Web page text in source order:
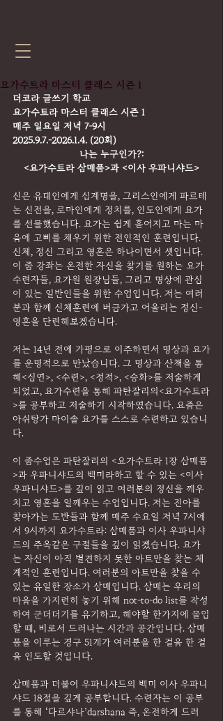
요가수트라 마스터 클래스 시즌 1
더코라 글쓰기 학교
요가수트라 마스터 클래스 시즌 1
매주 일요일 저녁 7-9시
2025.9.7.-2026.1.4. (20회)
나는 누구인가?:
<요가수트라 삼매품>과 <이사 우파니샤드>
신은 유대인에게 십계명을, 그리스인에게 파르테
논 신전을, 로마인에게 정치를, 인도인에게 요가
를 선물했습니다. 요가는 쉽게 흩어지고 마는 마
음에 고삐를 채우기 위한 전인적인 훈련입니다.
신체, 정신 그리고 영혼은 하나이면서 셋입니다.
이 줌 강좌는 온전한 자신을 찾기를 원하는 요가
수련자들, 요가원 원장님들, 그리고 명상에 관심
이 있는 일반인들을 위한 수업입니다. 저는 여러
분과 함께 신체훈련에 버금가고 어울리는 정신-
영혼을 단련해보겠습니다.
저는 14년 전에 가평으로 이주하면서 명상과 요가
를 운명적으로 만났습니다. 그 명상과 산책을 통
해<심연>, <수련>, <정적>, <승화>를 저술하게
되었고, 요가수련을 통해 파탄잘리의<요가수트라
>를 공부하고 저술하기 시작하였습니다. 요즘은
아쉬탕가 마이솔 요가를 스스로 수련하고 있습니
다.
이 줌수업은 파탄잘리의 <요가수트라 1장 삼매품
>과 우파니샤드의 백미라하고 할 수 있는 <이사
우파니샤드>를 깊이 읽고 여러분의 정신을 깨우
치고 영혼을 일깨우는 수업입니다. 저는 진아를
찾아가는 도반들과 함께 매주 수요일 저녁 7시에
서 9시까지 요가수트라: 삼매품과 이사 우파니샤
드의 주옥같은 구절들을 깊이 읽겠습니다. 요가
는 자신이 아직 별견하지 못한 아트만을 찾는 체
계적인 훈련입니다. 여러분의 아트만을 찾을 수
있는 유일한 장소가 삼매입니다. 삼매는 우리의
마음을 가지런히 놓기 위해 not-to-do list를 작성
하여 군더더기를 유기하고, 해야할 한가지에 몰입
할 때, 비로서 드러나는 시간과 공간입니다. 삼매
품을 이루는 경구 51개가 여러분을 한 걸음 한 걸
음 인도할 것입니다.
삼매품과 더불어 우파니샤드의 백미 이사 우파니
샤드 18절을 깊게 공부합니다. 수련자는 이 공부
를 통해 ‘다르샤나’darshana 즉, 온전하게 드러